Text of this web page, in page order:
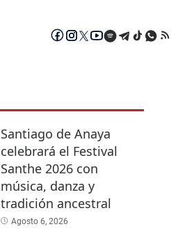
Santiago de Anaya
celebrará el Festival
Santhe 2026 con
música, danza y
tradición ancestral
Agosto 6, 2026